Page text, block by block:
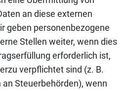
an diese externen
geben personenbezogene
Stellen weiter, wenn dies
erforderlich ist,
verpflichtet sind (z. B.
Steuerbehörden), wenn